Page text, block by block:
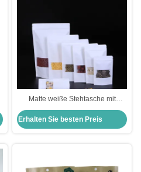
Matte weiße Stehtasche mit
Fensterverschluss wieder
verschließbar
Erhalten Sie besten Preis